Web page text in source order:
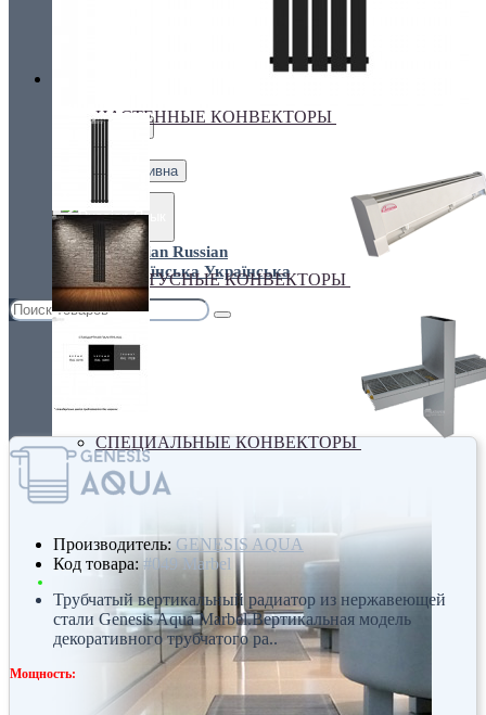
грн. Гривна
Язык
Russian
Українська
НАСТЕННЫЕ КОНВЕКТОРЫ
ПЛИНТУСНЫЕ КОНВЕКТОРЫ
СПЕЦИАЛЬНЫЕ КОНВЕКТОРЫ
Производитель: GENESIS AQUA
Код товара: #049 Marbel
Трубчатый вертикальный радиатор из нержавеющей
стали Genesis Aqua Marbel.Вертикальная модель
декоративного трубчатого ра..
Мощность: